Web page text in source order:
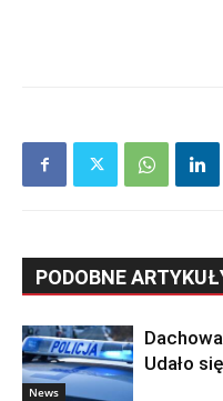
PODOBNE
News
Udało